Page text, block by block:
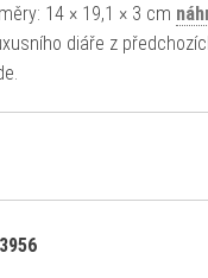
14 × 19,1 × 3 cm
diáře z